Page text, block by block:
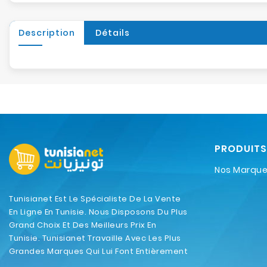
Description Détails
Tunisianet Est Le Spécialiste De La Vente
En Ligne En Tunisie. Nous Disposons Du Plus
Grand Choix Et Des Meilleurs Prix En
Tunisie. Tunisianet Travaille Avec Les Plus
Grandes Marques Qui Lui Font Entièrement
PRODUITS
Nos